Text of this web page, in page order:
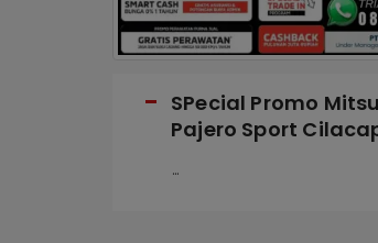
SPecial Promo
Pajero Sport
...